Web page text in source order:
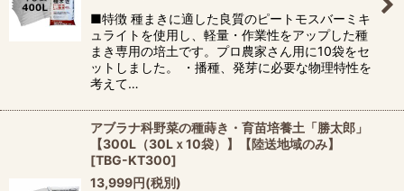
■特徴 種まきに適した良質のピートモスバーミキ
ュライトを使用し、軽量・作業性をアップした種
まき専用の培土です。プロ農家さん用に10袋をセ
ットしました。 ・播種、発芽に必要な物理特性を
考えて…
アブラナ科野菜の種蒔き・育苗培養土「勝太郎」
【300L（30Lｘ10袋）】【陸送地域のみ】
[TBG-KT300]
13,999円(税別)